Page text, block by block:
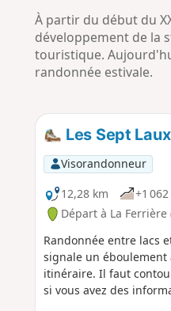
À partir du début du
développement de la
touristique.
randonnée estivale.
Les Sept
Visorandonneur
12,28 km
+1
Départ à La Ferrière
Randonnée entre lacs
signale un éboulement
itinéraire. Il faut
si vous avez des